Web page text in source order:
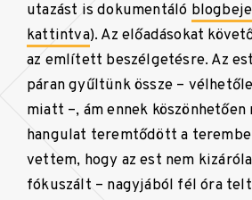
utazást is dokumentáló
kattintva). Az előadásokat
az említett beszélgetésre. Az
páran gyűltünk össze –
miatt –, ám ennek
hangulat teremtődött a
vettem, hogy az est nem
fókuszált – nagyjából fél óra